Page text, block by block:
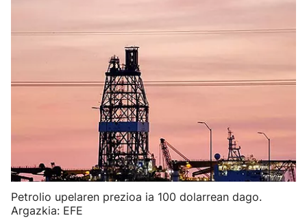
Petrolio upelaren prezioa ia 100 dolarrean dago.
Argazkia: EFE